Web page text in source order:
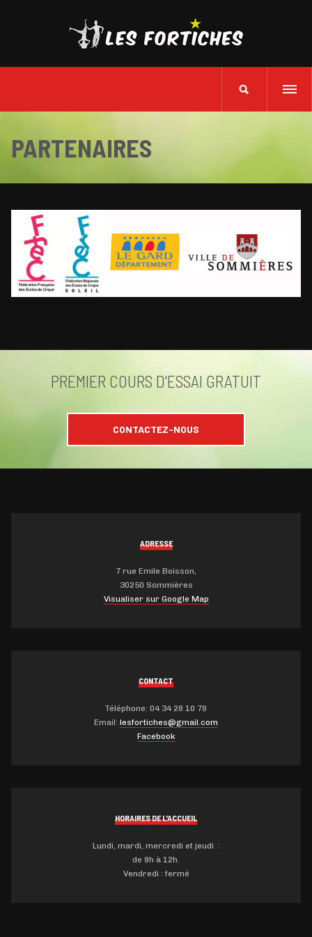
PARTENAIRES
PREMIER COURS D'ESSAI GRATUIT
CONTACTEZ-NOUS
ADRESSE
7 rue Emile Boisson,
30250 Sommières
Visualiser sur Google Map
CONTACT
Téléphone: 04 34 28 10 78
Email: lesfortiches@gmail.com
Facebook
HORAIRES DE L'ACCUEIL
Lundi, mardi, mercredi et jeudi :
de 9h à 12h.
Vendredi : fermé